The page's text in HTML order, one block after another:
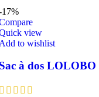
17%
view
to wishlist
à dos LOLOBO